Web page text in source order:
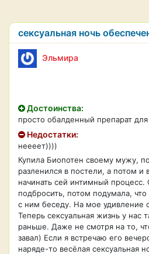
сексуальная ночь
Эльмира
Достоинства:
просто обалденный препарат
Недостатки:
неееет))))
Купила Биопотен своему мужу,
разленился в постели, а потом и
начинать сей интимный процесс.
подбросить, потом подумала,
с ним беседу. На мое удивление
Теперь сексуальная жизнь у нас
раньше. Даже не смотря на то,
завал) Если я встречаю его
наряде-то весёлая сексуальная